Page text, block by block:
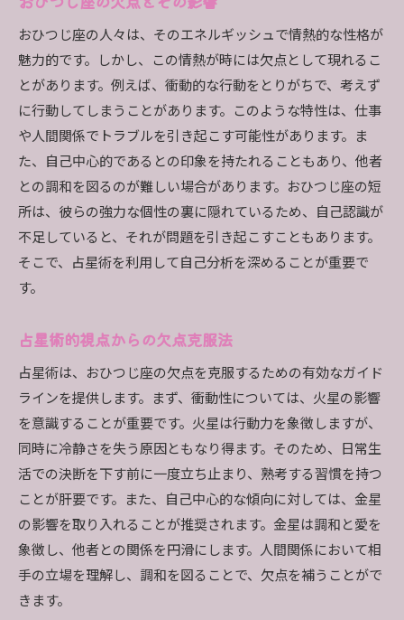
おひつじ座の人々は、そのエネルギッシュで情熱的な性格が
魅力的です。しかし、この情熱が時には欠点として現れるこ
とがあります。例えば、衝動的な行動をとりがちで、考えず
に行動してしまうことがあります。このような特性は、仕事
や人間関係でトラブルを引き起こす可能性があります。ま
た、自己中心的であるとの印象を持たれることもあり、他者
との調和を図るのが難しい場合があります。おひつじ座の短
所は、彼らの強力な個性の裏に隠れているため、自己認識が
不足していると、それが問題を引き起こすこともあります。
そこで、占星術を利用して自己分析を深めることが重要で
す。
占星術的視点からの欠点克服法
占星術は、おひつじ座の欠点を克服するための有効なガイド
ラインを提供します。まず、衝動性については、火星の影響
を意識することが重要です。火星は行動力を象徴しますが、
同時に冷静さを失う原因ともなり得ます。そのため、日常生
活での決断を下す前に一度立ち止まり、熟考する習慣を持つ
ことが肝要です。また、自己中心的な傾向に対しては、金星
の影響を取り入れることが推奨されます。金星は調和と愛を
象徴し、他者との関係を円滑にします。人間関係において相
手の立場を理解し、調和を図ることで、欠点を補うことがで
きます。